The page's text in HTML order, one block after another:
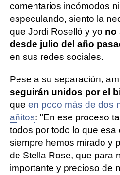
comentarios incómodos
especulando, siento la
que Jordi Roselló y yo no
desde julio del año
en sus redes sociales.
Pese a su separación,
seguirán unidos por el
que en poco más de dos
añitos: "En ese proceso
todos por todo lo que esa
siempre hemos mirado y
de Stella Rose, que para
importante y precioso de